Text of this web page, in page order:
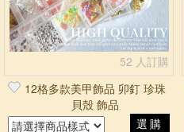
52 人訂購
12格多款美甲飾品 卯釘 珍珠
貝殼 飾品
選購